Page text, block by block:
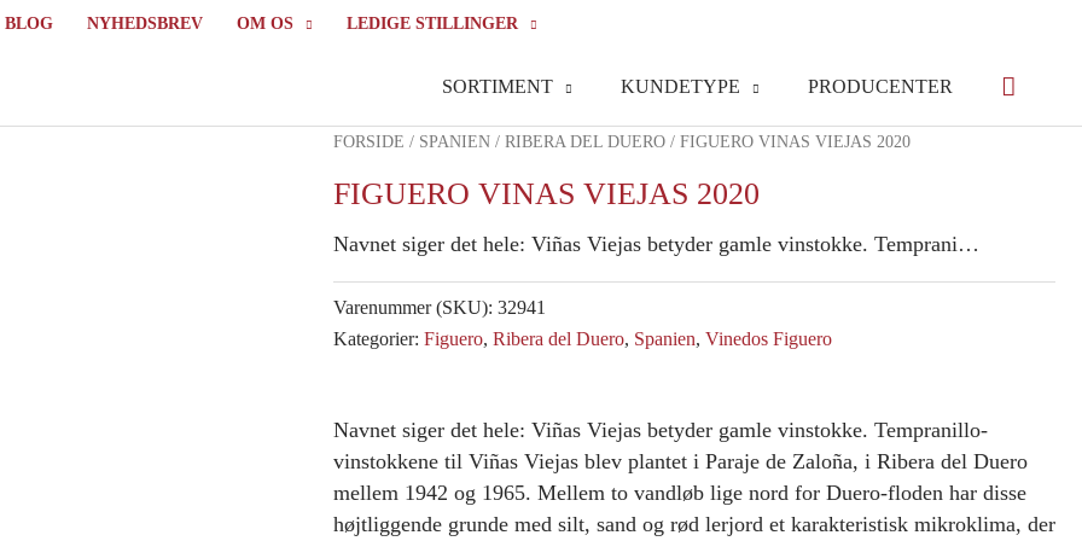
BLOG NYHEDSBREV OM OS LEDIGE STILLINGER
SORTIMENT KUNDETYPE PRODUCENTER
FORSIDE / SPANIEN / RIBERA DEL DUERO / FIGUERO VINAS VIEJAS 2020
FIGUERO VINAS VIEJAS 2020
Navnet siger det hele: Viñas Viejas betyder gamle vinstokke. Temprani…
Varenummer (SKU): 32941
Kategorier: Figuero, Ribera del Duero, Spanien, Vinedos Figuero
Navnet siger det hele: Viñas Viejas betyder gamle vinstokke. Tempranillo-
vinstokkene til Viñas Viejas blev plantet i Paraje de Zaloña, i Ribera del Duero
mellem 1942 og 1965. Mellem to vandløb lige nord for Duero-floden har disse
højtliggende grunde med silt, sand og rød lerjord et karakteristisk mikroklima, der